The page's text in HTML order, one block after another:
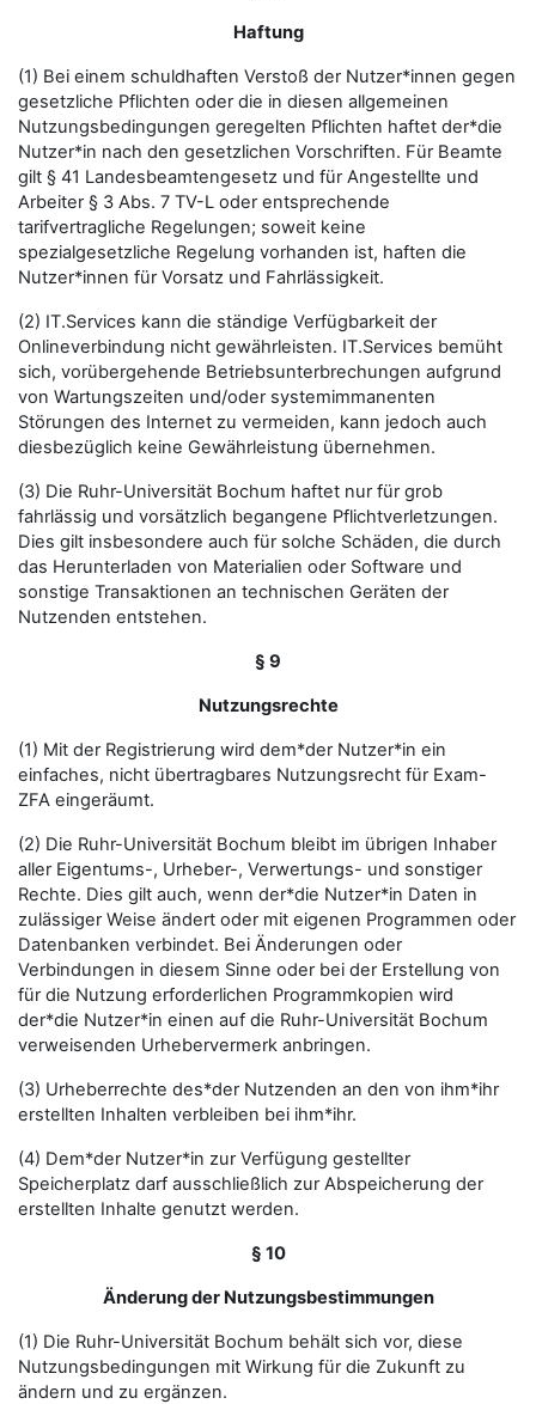
Haftung
(1) Bei einem schuldhaften Verstoß der Nutzer*innen gegen
gesetzliche Pflichten oder die in diesen allgemeinen
Nutzungsbedingungen geregelten Pflichten haftet der*die
Nutzer*in nach den gesetzlichen Vorschriften. Für Beamte
gilt § 41 Landesbeamtengesetz und für Angestellte und
Arbeiter § 3 Abs. 7 TV-L oder entsprechende
tarifvertragliche Regelungen; soweit keine
spezialgesetzliche Regelung vorhanden ist, haften die
Nutzer*innen für Vorsatz und Fahrlässigkeit.
(2) IT.Services kann die ständige Verfügbarkeit der
Onlineverbindung nicht gewährleisten. IT.Services bemüht
sich, vorübergehende Betriebsunterbrechungen aufgrund
von Wartungszeiten und/oder systemimmanenten
Störungen des Internet zu vermeiden, kann jedoch auch
diesbezüglich keine Gewährleistung übernehmen.
(3) Die Ruhr-Universität Bochum haftet nur für grob
fahrlässig und vorsätzlich begangene Pflichtverletzungen.
Dies gilt insbesondere auch für solche Schäden, die durch
das Herunterladen von Materialien oder Software und
sonstige Transaktionen an technischen Geräten der
Nutzenden entstehen.
§ 9
Nutzungsrechte
(1) Mit der Registrierung wird dem*der Nutzer*in ein
einfaches, nicht übertragbares Nutzungsrecht für Exam-
ZFA eingeräumt.
(2) Die Ruhr-Universität Bochum bleibt im übrigen Inhaber
aller Eigentums-, Urheber-, Verwertungs- und sonstiger
Rechte. Dies gilt auch, wenn der*die Nutzer*in Daten in
zulässiger Weise ändert oder mit eigenen Programmen oder
Datenbanken verbindet. Bei Änderungen oder
Verbindungen in diesem Sinne oder bei der Erstellung von
für die Nutzung erforderlichen Programmkopien wird
der*die Nutzer*in einen auf die Ruhr-Universität Bochum
verweisenden Urhebervermerk anbringen.
(3) Urheberrechte des*der Nutzenden an den von ihm*ihr
erstellten Inhalten verbleiben bei ihm*ihr.
(4) Dem*der Nutzer*in zur Verfügung gestellter
Speicherplatz darf ausschließlich zur Abspeicherung der
erstellten Inhalte genutzt werden.
§ 10
Änderung der Nutzungsbestimmungen
(1) Die Ruhr-Universität Bochum behält sich vor, diese
Nutzungsbedingungen mit Wirkung für die Zukunft zu
ändern und zu ergänzen.